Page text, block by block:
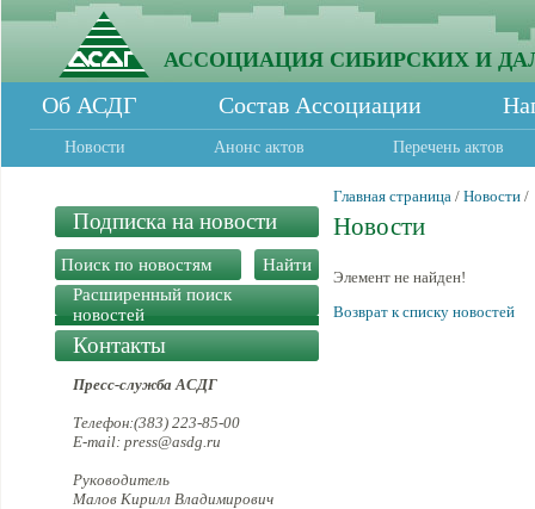
АССОЦИАЦИЯ СИБИРСКИХ И
Об АСДГ Состав Ассоциации
Новости Анонс актов Перечень актов
Подписка на новости
Расширенный поиск
новостей
Контакты
Пресс-служба АСДГ
Телефон:(383) 223-85-00
E-mail: press@asdg.ru
Руководитель
Малов Кирилл Владимирович
Главная страница / Новости /
Новости
Элемент не найден!
Возврат к списку новостей